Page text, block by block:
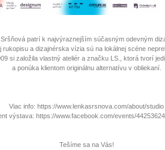
patrí k najvýraznejším súčasným odevným
rukopisu a dizajnérska vízia sú na lokálnej scéne
si založila vlastný ateliér a značku LS., ktorá tvorí
a ponúka klientom originálnu alternatívu v obliekaní.
Viac info: https://www.lenkasrsnova.com/about/studio
výstava: https://www.facebook.com/events/
Tešíme sa na Vás!